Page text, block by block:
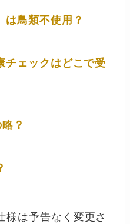
は鳥類不使用？
チェックはどこで受
？
様は予告なく変更さ